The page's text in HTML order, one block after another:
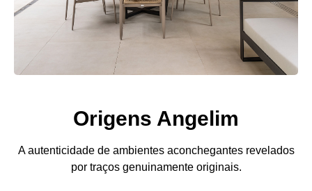
Origens Angelim
A autenticidade de ambientes aconchegantes revelados
por traços genuinamente originais.